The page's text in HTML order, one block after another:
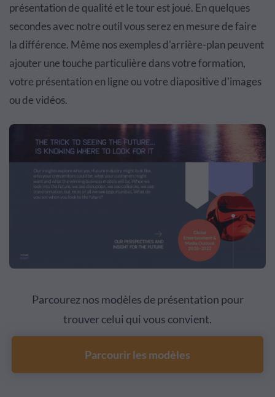
présentation de qualité et le tour est joué. En quelques
secondes avec notre outil vous serez en mesure de faire
la différence. Même nos exemples d'arrière-plan peuvent
ajouter une touche particulière dans votre formation,
votre présentation en ligne ou votre diapositive d'images
ou de vidéos.
Parcourez nos modèles de présentation pour
trouver celui qui vous convient.
Parcourir les modèles